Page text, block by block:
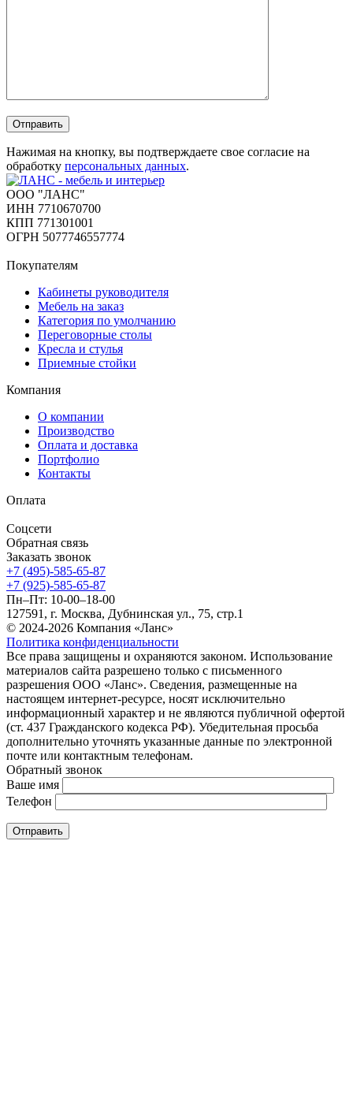
Отправить
Нажимая на кнопку, вы подтверждаете свое согласие на
обработку персональных данных.
ООО "ЛАНС"
ИНН 7710670700
КПП 771301001
ОГРН 5077746557774
Покупателям
Кабинеты руководителя
Мебель на заказ
Категория по умолчанию
Переговорные столы
Кресла и стулья
Приемные стойки
Компания
О компании
Производство
Оплата и доставка
Портфолио
Контакты
Оплата
Соцсети
Обратная связь
Заказать звонок
+7 (495)-585-65-87
+7 (925)-585-65-87
Пн–Пт: 10-00–18-00
127591, г. Москва, Дубнинская ул., 75, стр.1
© 2024-2026 Компания «Ланс»
Политика конфиденциальности
Все права защищены и охраняются законом. Использование
материалов сайта разрешено только с письменного
разрешения ООО «Ланс». Сведения, размещенные на
настоящем интернет-ресурсе, носят исключительно
информационный характер и не являются публичной офертой
(ст. 437 Гражданского кодекса РФ). Убедительная просьба
дополнительно уточнять указанные данные по электронной
почте или контактным телефонам.
Обратный звонок
Ваше имя
Телефон
Отправить